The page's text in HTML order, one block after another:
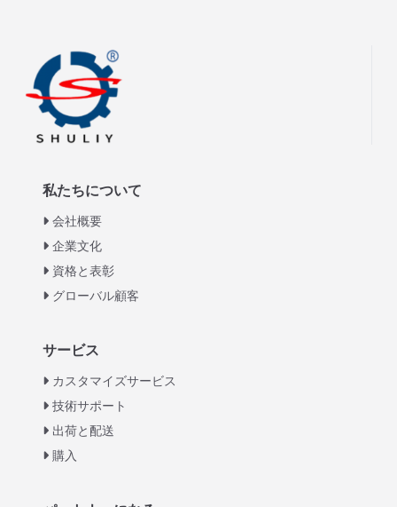
私たちについて
会社概要
企業文化
資格と表彰
グローバル顧客
サービス
カスタマイズサービス
技術サポート
出荷と配送
購入Turkish
Swahili
Urdu
Greek
Italian